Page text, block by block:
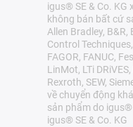
igus® SE & Co. KG
không bán bất cứ
Allen Bradley,
Control
FAGOR, FANUC,
LinMot, LTi
Rexroth, SEW,
về chuyển động
sản phẩm do
igus® SE & Co. KG